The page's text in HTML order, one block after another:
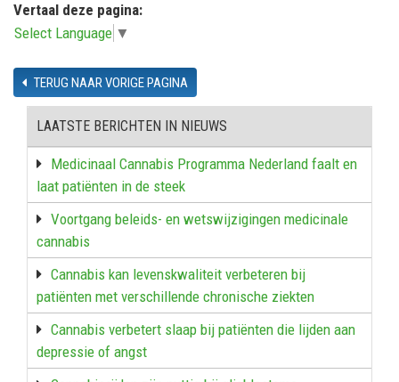
Vertaal deze pagina:
Select Language ▼
TERUG NAAR VORIGE PAGINA
LAATSTE BERICHTEN IN NIEUWS
Medicinaal Cannabis Programma Nederland faalt en
laat patiënten in de steek
Voortgang beleids- en wetswijzigingen medicinale
cannabis
Cannabis kan levenskwaliteit verbeteren bij
patiënten met verschillende chronische ziekten
Cannabis verbetert slaap bij patiënten die lijden aan
depressie of angst